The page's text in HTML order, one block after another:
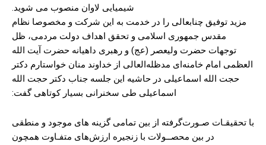
شیمیایی لاوان منصوب می شوید.
مزید توفیق چنابعالی را در خدمت به این شرکت و مخصوصا نظام
مقدس جمهوری اسلامی و تحقق اهداف دولت مردمی، ظل
توجهات حضرت ولیعصر (عج) و رهبری داهیانه حضرت آیت الله
العظمی امام خامنه‌ای مدظله‌العالی از خداوند منان خواستارم دکتر
حجت الله اسماعیلی در حاشیه این جلسه جناب دکتر حجت الله
اسماعیلی طی سخنرانی بسیار کوتاهی گفت:
با تحقیقـات صـورت‌گرفته از بین تمامی گزینه های موجود و منطقی
در بین محصــولات با زنجیره ارزش‌های متفـاوت همچون